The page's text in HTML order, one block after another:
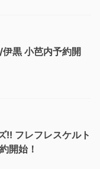
黒 小芭内予約開
!! フレフレスケルト
開始！